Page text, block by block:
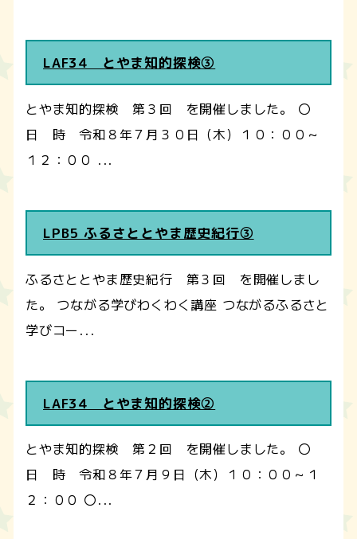
LAF34 とやま知的探検③
とやま知的探検 第３回 を開催しました。 〇
日 時 令和８年７月３０日（木）１０：００～
１２：００ ...
LPB5 ふるさととやま歴史紀行③
ふるさととやま歴史紀行 第３回 を開催しまし
た。 つながる学びわくわく講座 つながるふるさと
学びコー...
LAF34 とやま知的探検②
とやま知的探検 第２回 を開催しました。 〇
日 時 令和８年７月９日（木）１０：００～１
２：００ 〇...